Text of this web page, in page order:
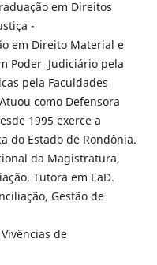
em Direitos
-
em Direito Material e
Poder Judiciário pela
pela Faculdades
como Defensora
1995 exerce a
do Estado de Rondônia.
da Magistratura,
Tutora em EaD.
Gestão de
de